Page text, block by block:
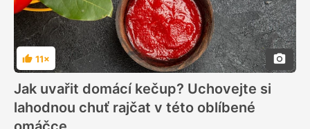
Hodnocení
11×
Jak uvařit domácí kečup? Uchovejte si
lahodnou chuť rajčat v této oblíbené